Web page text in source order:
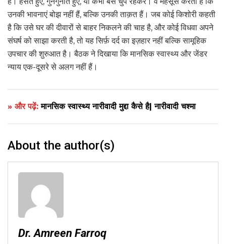
उनकी भावनाएं बोझ नहीं हैं, बल्कि उनकी ताक़त हैं। जब कोई किशोरी कहती
है कि उसे घर की दीवारों से बाहर निकलने की चाह है, और कोई विधवा अपने
संघर्ष को साझा करती है, तो यह सिर्फ़ दर्द का इज़हार नहीं बल्कि सामूहिक
उपचार की शुरुआत है। बैठक ने दिखाया कि मानसिक स्वास्थ्य और जेंडर
न्याय एक-दूसरे से अलग नहीं हैं।
» और पढ़ें:मानसिक स्वास्थ्य नारीवादी मुद्दा कैसे है| नारीवादी चश्मा
About the author(s)
Dr. Amreen Farroq